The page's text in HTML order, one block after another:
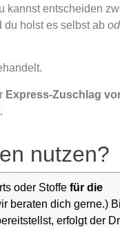
kannst entscheiden
du holst es selbst ab
Express-Zuschlag
nutzen?
oder Stoffe für die
beraten dich gerne.)
erfolgt der